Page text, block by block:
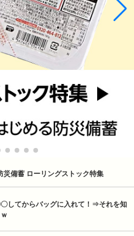
災備蓄 ローリングストック特集
〇してからバッグに入れて！⇒それを知